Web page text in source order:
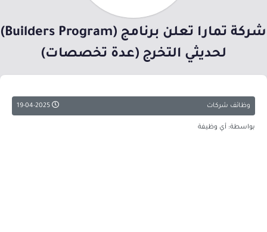
شركة تمارا تعلن برنامج (Builders Program)
لحديثي التخرج (عدة تخصصات)
وظائف شركات
بواسطة: أي وظيفة